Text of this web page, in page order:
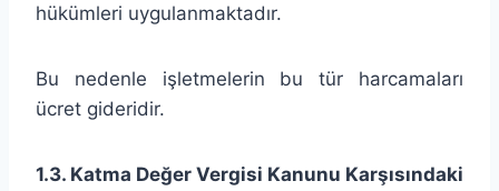
hükümleri uygulanmaktadır.
Bu nedenle işletmelerin bu tür harcamaları
ücret gideridir.
1.3. Katma Değer Vergisi Kanunu Karşısındaki